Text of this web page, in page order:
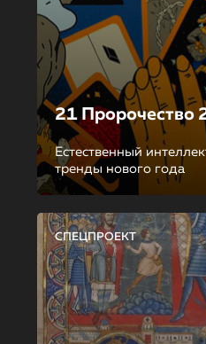
21 Пророчество
Естественный
тренды нового года
СПЕЦПРОЕКТ